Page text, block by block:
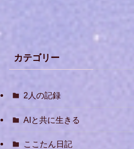
カテゴリー
2人の記録
AIと共に生きる
ここたん日記